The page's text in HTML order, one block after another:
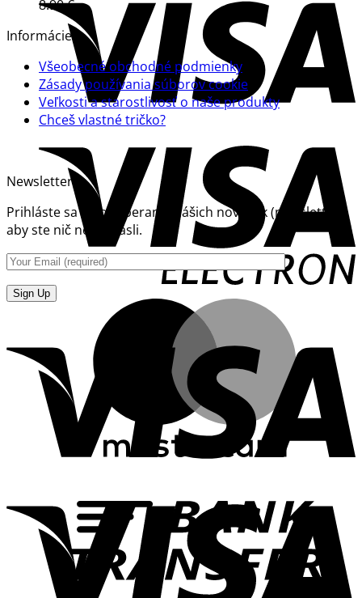
8.90€
Informácie
Všeobecné obchodné podmienky
Zásady používania súborov cookie
Veľkosti a starostlivosť o naše produkty
Chceš vlastné tričko?
Newsletter
Prihláste sa na odoberanie nášich noviniek (newsletter)
aby ste nič neprepásli.